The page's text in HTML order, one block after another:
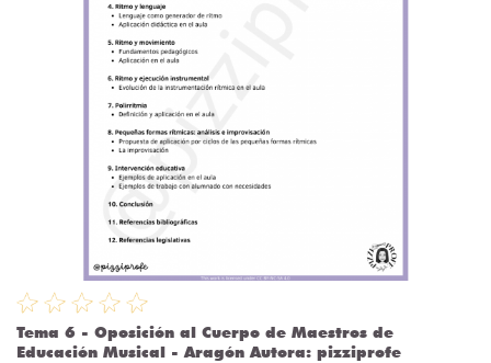
Tema 6 - Oposición al Cuerpo de Maestros de
Educación Musical - Aragón Autora: pizziprofe